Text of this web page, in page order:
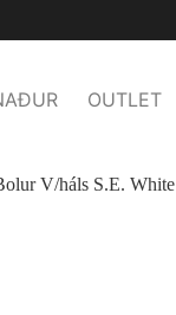
OUTLET
V/háls S.E. White